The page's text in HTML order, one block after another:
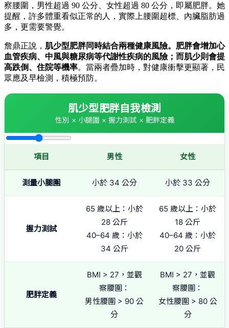
察腰圍，男性超過 90 公分、女性超過 80 公分，即屬肥胖。她
提醒，許多體重看似正常的人，實際上腰圍超標、內臟脂肪過
多，更需要警覺。
詹鼎正說， 肌少型肥胖同時結合兩種健康風險。肥胖會增加心
血管疾病、中風與糖尿病等代謝性疾病的風險；而肌少則會提
高跌倒、住院等機率。當兩者疊加時，對健康衝擊更顯著，民
眾應及早檢測，積極預防。
肌少型肥胖自我檢測
性別 × 小腿圍 × 握力測試 × 肥胖定義
項目 男性 女性
測量小腿圍 小於 34 公分 小於 33 公分
握力測試
65 歲以上：小於
28 公斤
40–64 歲：小於
34 公斤
65 歲以上：小於
18 公斤
40–64 歲：小於
20 公斤
肥胖定義
BMI > 27，並觀
察腰圍：
男性腰圍 > 90 公
分
BMI > 27，並觀
察腰圍：
女性腰圍 > 80 公
分